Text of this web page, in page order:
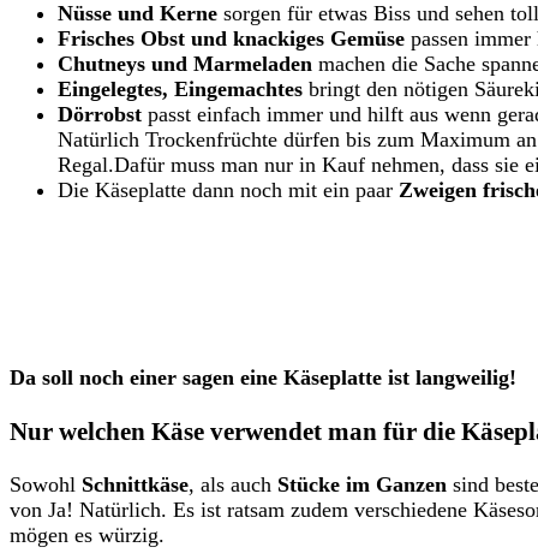
Nüsse und Kerne sorgen für etwas Biss und sehen
Frisches Obst und knackiges Gemüse passen
Chutneys und Marmeladen machen die Sache
Eingelegtes, Eingemachtes bringt den nötigen
Dörrobst passt einfach immer und hilft aus wenn
Natürlich Trockenfrüchte dürfen bis zum Maximum
Regal.Dafür muss man nur in Kauf nehmen, dass sie
Die Käseplatte dann noch mit ein paar Zweigen
Da soll noch einer sagen eine Käseplatte ist langweilig!
Nur welchen Käse verwendet man für die
Sowohl Schnittkäse, als auch Stücke im Ganzen sind
von Ja! Natürlich. Es ist ratsam zudem verschiedene
mögen es würzig.